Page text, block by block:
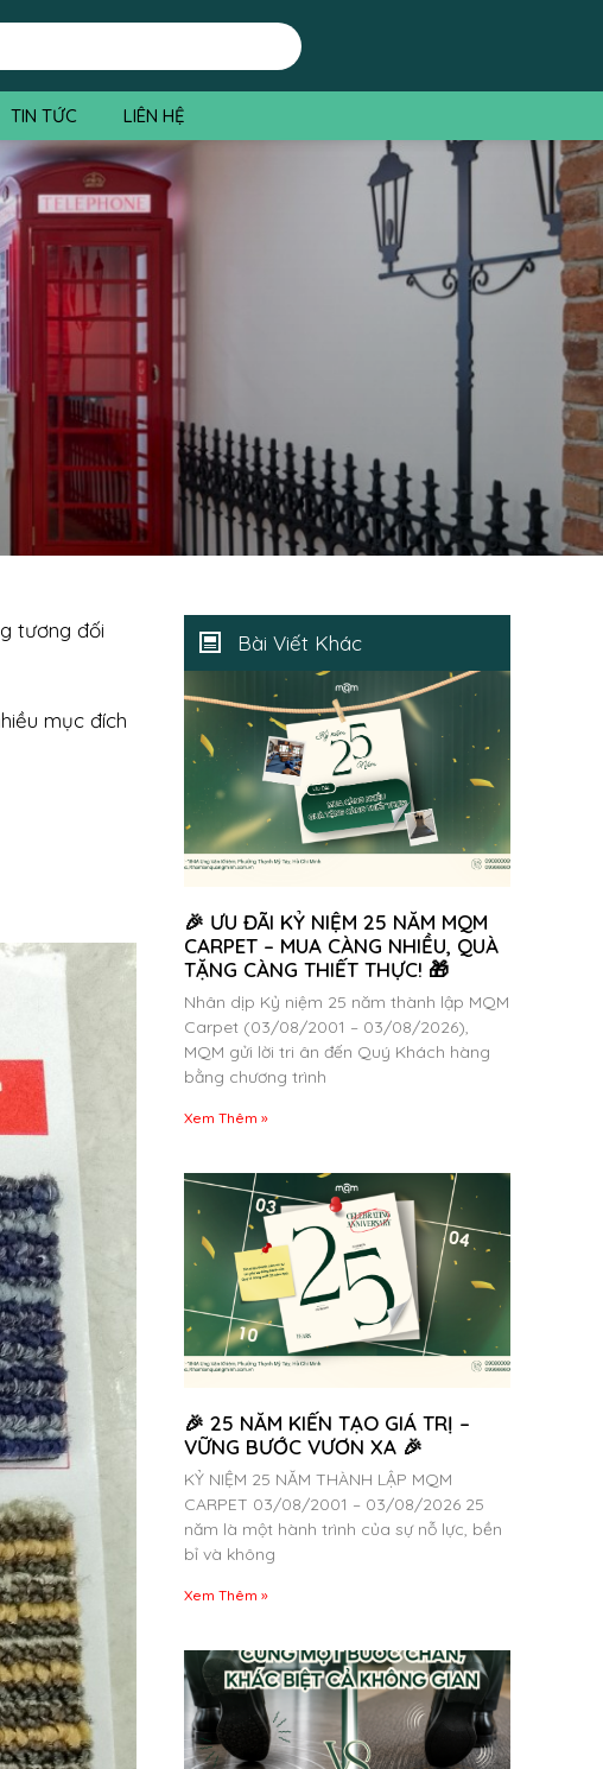
TIN TỨC LIÊN HỆ
tương đối
mục đích
Bài Viết Khác
🎉 ƯU ĐÃI KỶ NIỆM 25 NĂM MQM
CARPET – MUA CÀNG NHIỀU, QUÀ
TẶNG CÀNG THIẾT THỰC! 🎁
Nhân dịp Kỷ niệm 25 năm thành lập MQM
Carpet (03/08/2001 – 03/08/2026),
MQM gửi lời tri ân đến Quý Khách hàng
bằng chương trình
Xem Thêm »
🎉 25 NĂM KIẾN TẠO GIÁ TRỊ –
VỮNG BƯỚC VƯƠN XA 🎉
KỶ NIỆM 25 NĂM THÀNH LẬP MQM
CARPET 03/08/2001 – 03/08/2026 25
năm là một hành trình của sự nỗ lực, bền
bỉ và không
Xem Thêm »